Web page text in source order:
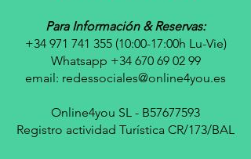
Para Información & Reservas:
+34 971 741 355 (10:00-17:00h Lu-Vie)
Whatsapp +34 670 69 02 99
email: redessociales@online4you.es
Online4you SL - B57677593
Registro actividad Turística CR/173/BAL